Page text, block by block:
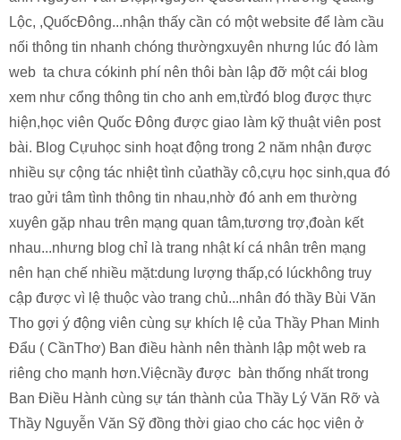
Lộc, ,QuốcĐông...nhận thấy cần có một website để làm cầu
nối thông tin nhanh chóng thườngxuyên nhưng lúc đó làm
web ta chưa cókinh phí nên thôi bàn lập đỡ một cái blog
xem như cổng thông tin cho anh em,từđó blog được thực
hiện,học viên Quốc Đông được giao làm kỹ thuật viên post
bài. Blog Cựuhọc sinh hoạt động trong 2 năm nhận được
nhiều sự cộng tác nhiệt tình củathầy cô,cựu học sinh,qua đó
trao gửi tâm tình thông tin nhau,nhờ đó anh em thường
xuyên gặp nhau trên mạng quan tâm,tương trợ,đoàn kết
nhau...nhưng blog chỉ là trang nhật kí cá nhân trên mạng
nên hạn chế nhiều mặt:dung lượng thấp,có lúckhông truy
cập được vì lệ thuộc vào trang chủ...nhân đó thầy Bùi Văn
Tho gợi ý động viên cùng sự khích lệ của Thầy Phan Minh
Đẩu ( CầnThơ) Ban điều hành nên thành lập một web ra
riêng cho mạnh hơn.Việcnầy được bàn thống nhất trong
Ban Điều Hành cùng sự tán thành của Thầy Lý Văn Rỡ và
Thầy Nguyễn Văn Sỹ đồng thời giao cho các học viên ở